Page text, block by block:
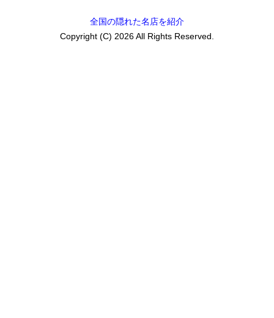
全国の隠れた名店を紹介
Copyright (C) 2026 All Rights Reserved.